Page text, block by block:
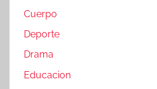
Cuerpo
Deporte
Drama
Educacion